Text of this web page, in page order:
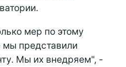
мер по этому
мы представили
Мы их внедряем", -